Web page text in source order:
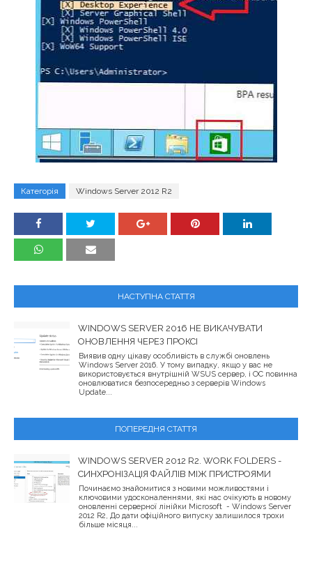
Категорія Windows Server 2012 R2
НАСТУПНА СТАТТЯ
WINDOWS SERVER 2016 НЕ ВИКАЧУВАТИ
ОНОВЛЕННЯ ЧЕРЕЗ ПРОКСІ
Виявив одну цікаву особливість в службі оновлень
Windows Server 2016. У тому випадку, якщо у вас не
використовується внутрішній WSUS сервер, і ОС повинна
оновлюватися безпосередньо з серверів Windows
Update...
ПОПЕРЕДНЯ СТАТТЯ
WINDOWS SERVER 2012 R2. WORK FOLDERS -
СИНХРОНІЗАЦІЯ ФАЙЛІВ МІЖ ПРИСТРОЯМИ
Починаємо знайомитися з новими можливостями і
ключовими удосконаленнями, які нас очікують в новому
оновленні серверної лінійки Microsoft - Windows Server
2012 R2, До дати офіційного випуску залишилося трохи
більше місяця...